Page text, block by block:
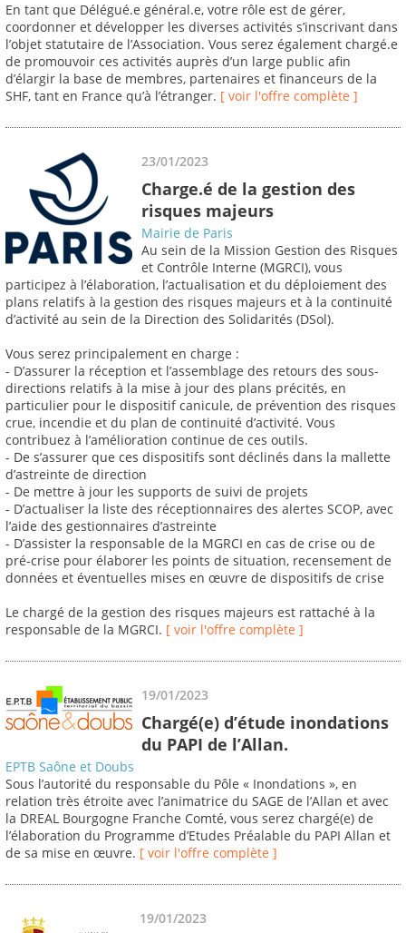
En tant que Délégué.e général.e, votre rôle est de gérer,
coordonner et développer les diverses activités s’inscrivant dans
l’objet statutaire de l’Association. Vous serez également chargé.e
de promouvoir ces activités auprès d’un large public afin
d’élargir la base de membres, partenaires et financeurs de la
SHF, tant en France qu’à l’étranger. [ voir l'offre complète ]
23/01/2023
Charge.é de la gestion des
risques majeurs
Mairie de Paris
Au sein de la Mission Gestion des Risques
et Contrôle Interne (MGRCI), vous
participez à l’élaboration, l’actualisation et du déploiement des
plans relatifs à la gestion des risques majeurs et à la continuité
d’activité au sein de la Direction des Solidarités (DSol).
Vous serez principalement en charge :
- D’assurer la réception et l’assemblage des retours des sous-
directions relatifs à la mise à jour des plans précités, en
particulier pour le dispositif canicule, de prévention des risques
crue, incendie et du plan de continuité d’activité. Vous
contribuez à l’amélioration continue de ces outils.
- De s’assurer que ces dispositifs sont déclinés dans la mallette
d’astreinte de direction
- De mettre à jour les supports de suivi de projets
- D’actualiser la liste des réceptionnaires des alertes SCOP, avec
l’aide des gestionnaires d’astreinte
- D’assister la responsable de la MGRCI en cas de crise ou de
pré-crise pour élaborer les points de situation, recensement de
données et éventuelles mises en œuvre de dispositifs de crise
Le chargé de la gestion des risques majeurs est rattaché à la
responsable de la MGRCI. [ voir l'offre complète ]
19/01/2023
Chargé(e) d’étude inondations
du PAPI de l’Allan.
EPTB Saône et Doubs
Sous l’autorité du responsable du Pôle « Inondations », en
relation très étroite avec l’animatrice du SAGE de l’Allan et avec
la DREAL Bourgogne Franche Comté, vous serez chargé(e) de
l’élaboration du Programme d’Etudes Préalable du PAPI Allan et
de sa mise en œuvre. [ voir l'offre complète ]
19/01/2023